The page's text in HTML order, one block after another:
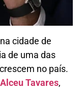
cidade de
de uma das
no país.
Alceu Tavares,